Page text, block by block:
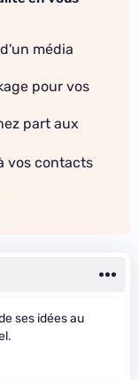
média
pour vos
part aux
vos contacts
ses idées au